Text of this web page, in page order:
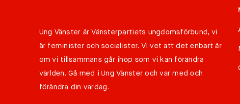
Ung Vänster är Vänsterpartiets ungdomsförbund, vi
är feminister och socialister. Vi vet att det enbart är
om vi tillsammans går ihop som vi kan förändra
världen. Gå med i Ung Vänster och var med och
förändra din vardag.